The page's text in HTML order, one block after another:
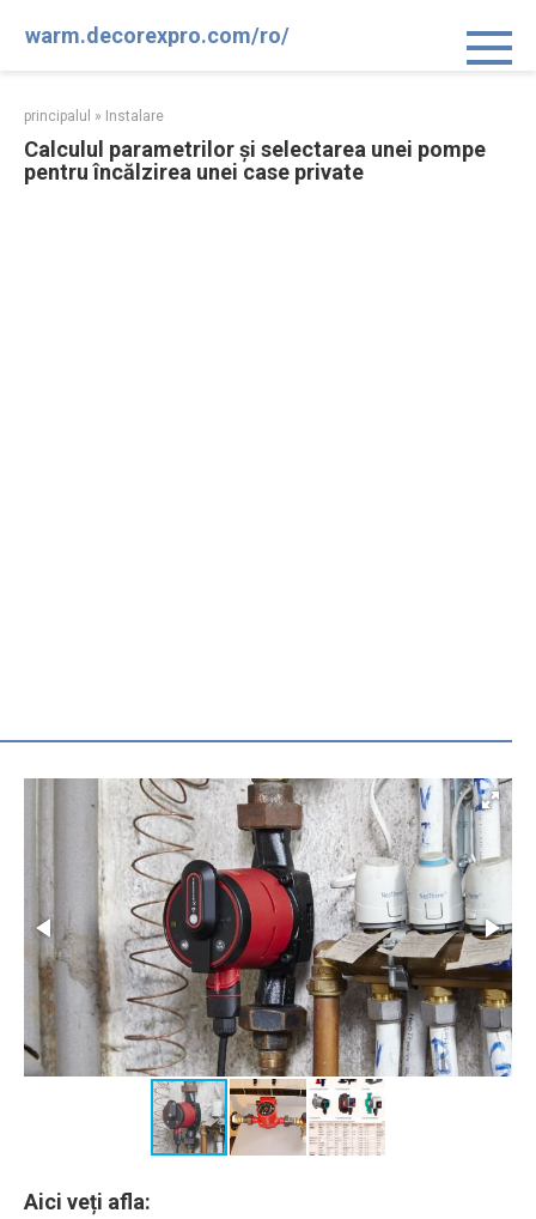
warm.decorexpro.com/ro/
principalul » Instalare
Calculul parametrilor și selectarea unei pompe
pentru încălzirea unei case private
Aici veți afla: